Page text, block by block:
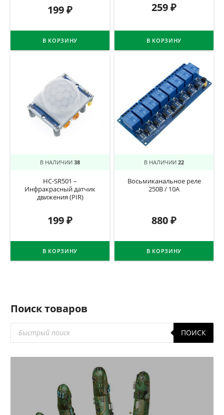
199₽
В КОРЗИНУ
259₽
В КОРЗИНУ
В НАЛИЧИИ 38
HC-SR501 –
Инфракрасный датчик
движения (PIR)
199₽
В КОРЗИНУ
В НАЛИЧИИ 22
Восьмиканальное реле
250В / 10А
880₽
В КОРЗИНУ
Поиск товаров
товаров
ПОИСК